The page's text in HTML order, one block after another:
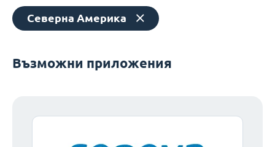
Северна Америка
Възможни приложения